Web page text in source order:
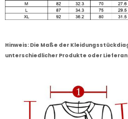
Hinweis: Die Maße der
unterschiedlicher Produkte oder